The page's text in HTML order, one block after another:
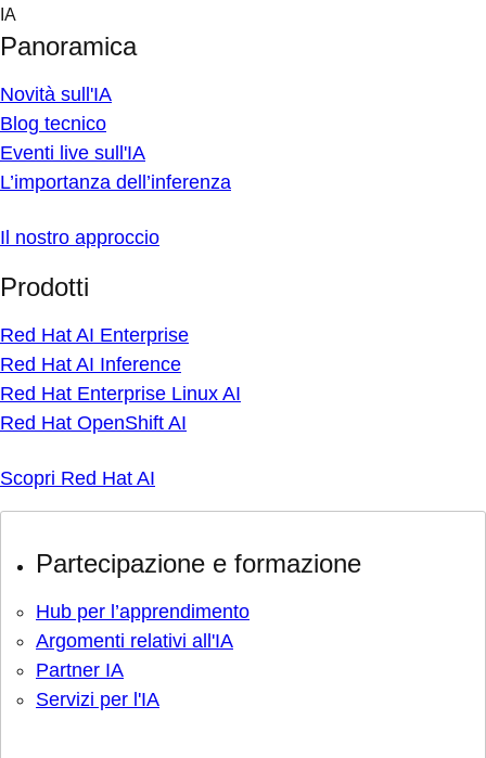
Skip
content
IA
Panoramica
Novità sull'IA
Blog tecnico
Eventi live sull'IA
L’importanza dell’inferenza
Il nostro approccio
Prodotti
Red Hat AI Enterprise
Red Hat AI Inference
Red Hat Enterprise Linux AI
Red Hat OpenShift AI
Scopri Red Hat AI
Partecipazione e formazione
Hub per l’apprendimento
Argomenti relativi all'IA
Partner IA
Servizi per l'IA